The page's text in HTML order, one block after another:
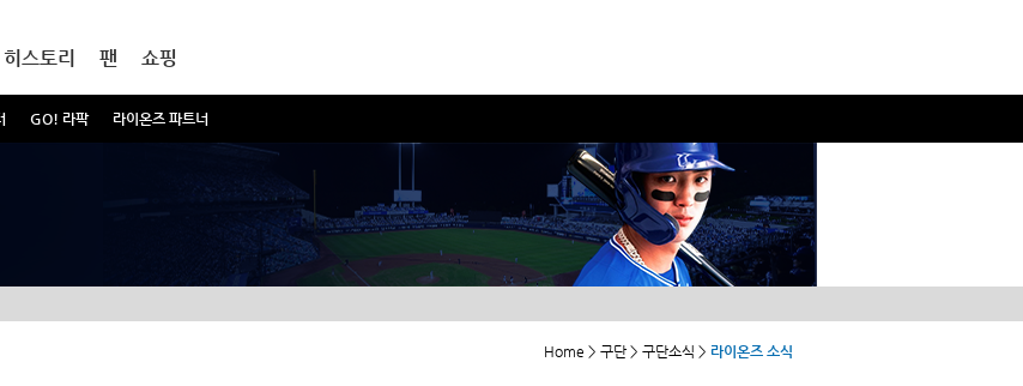
GO! 라팍 라이온즈 파트너
히스토리 팬 쇼핑
Home > 구단 > 구단소식 > 라이온즈 소식